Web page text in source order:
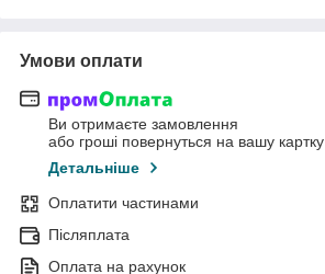
Умови оплати
Ви отримаєте замовлення
або гроші повернуться на вашу картку
Детальніше
Оплатити частинами
Післяплата
Оплата на рахунок